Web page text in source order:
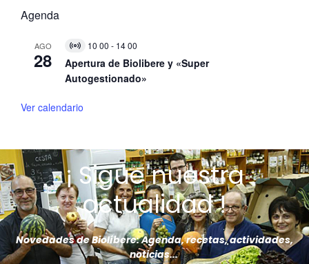
Agenda
AGO
28
V
i
t
a
e
o
10 00 - 14 00
Apertura de Biolibere y «Super
Autogestionado»
Ver calendario
¡ Sigue nuestra
actualidad !
Novedades de Biolíbere: Agenda, recetas, actividades,
noticias...